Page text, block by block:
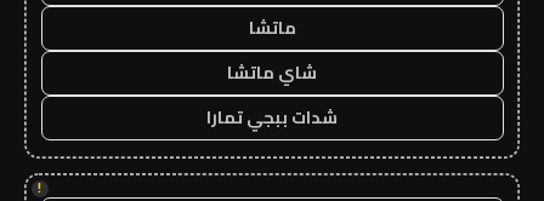
ماتشا
شاي ماتشا
شدات ببجي تمارا
!